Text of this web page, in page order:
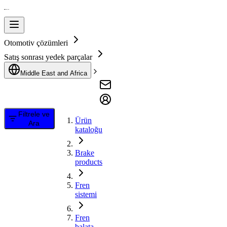
Otomotiv çözümleri
Satış sonrası yedek parçalar
Middle East and Africa
Filtrele ve
Ara
Ürün
kataloğu
Brake
products
Fren
sistemi
Fren